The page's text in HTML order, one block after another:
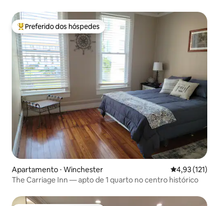
Entre os melhores preferidos dos hóspedes
Preferido dos hóspedes
Apartamento ⋅ Winchester 4,93 de uma
4,93 (121)
The Carriage Inn — apto de 1 quarto no centro histórico